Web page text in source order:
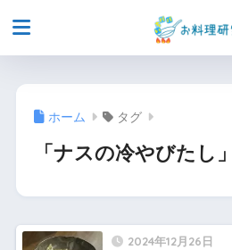
ホーム タグ
「ナスの冷やびたし
2024年12月26日